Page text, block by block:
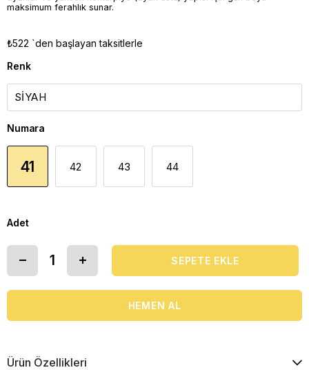
maksimum ferahlık sunar.
₺522 `den başlayan taksitlerle
Renk
Numara
41 42 43 44
Adet
Ürün Özellikleri